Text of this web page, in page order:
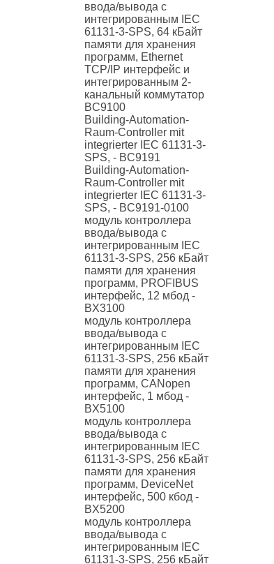
ввода/вывода с
интегрированным IEC
61131-3-SPS, 64 кБайт
памяти для хранения
программ, Ethernet
TCP/IP интерфейс и
интегрированным 2-
канальный коммутатор
BC9100
Building-Automation-
Raum-Controller mit
integrierter IEC 61131-3-
SPS, - BC9191
Building-Automation-
Raum-Controller mit
integrierter IEC 61131-3-
SPS, - BC9191-0100
модуль контроллера
ввода/вывода с
интегрированным IEC
61131-3-SPS, 256 кБайт
памяти для хранения
программ, PROFIBUS
интерфейс, 12 мбод -
BX3100
модуль контроллера
ввода/вывода с
интегрированным IEC
61131-3-SPS, 256 кБайт
памяти для хранения
программ, CANopen
интерфейс, 1 мбод -
BX5100
модуль контроллера
ввода/вывода с
интегрированным IEC
61131-3-SPS, 256 кБайт
памяти для хранения
программ, DeviceNet
интерфейс, 500 кбод -
BX5200
модуль контроллера
ввода/вывода с
интегрированным IEC
61131-3-SPS, 256 кБайт